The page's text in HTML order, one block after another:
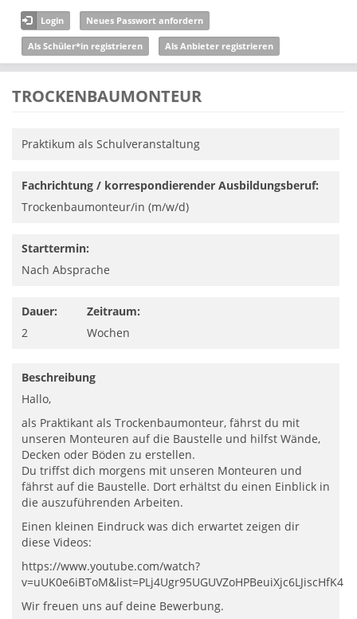
Direkt zum Inhalt
Login Neues Passwort anfordern
Als Schüler*in registrieren Als Anbieter registrieren
TROCKENBAUMONTEUR
Praktikum als Schulveranstaltung
Fachrichtung / korrespondierender Ausbildungsberuf:
Trockenbaumonteur/in (m/w/d)
Starttermin:
Nach Absprache
Dauer:
2
Zeitraum:
Wochen
Beschreibung
Hallo,
als Praktikant als Trockenbaumonteur, fährst du mit
unseren Monteuren auf die Baustelle und hilfst Wände,
Decken oder Böden zu erstellen.
Du triffst dich morgens mit unseren Monteuren und
fährst auf die Baustelle. Dort erhältst du einen Einblick in
die auszuführenden Arbeiten.
Einen kleinen Eindruck was dich erwartet zeigen dir
diese Videos:
https://www.youtube.com/watch?
v=uUK0e6iBToM&list=PLj4Ugr95UGUVZoHPBeuiXjc6LJiscHfK4
Wir freuen uns auf deine Bewerbung.